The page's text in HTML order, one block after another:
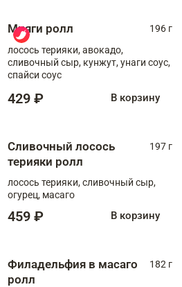
Мияги ролл
196 г
лосось терияки, авокадо,
сливочный сыр, кунжут, унаги соус,
спайси соус
429 ₽ В корзину
Сливочный лосось
терияки ролл
197 г
лосось терияки, сливочный сыр,
огурец, масаго
459 ₽ В корзину
Филадельфия в масаго
ролл
182 г